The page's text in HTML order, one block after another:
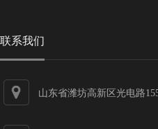
联系我们
山东省潍坊高新区光电路